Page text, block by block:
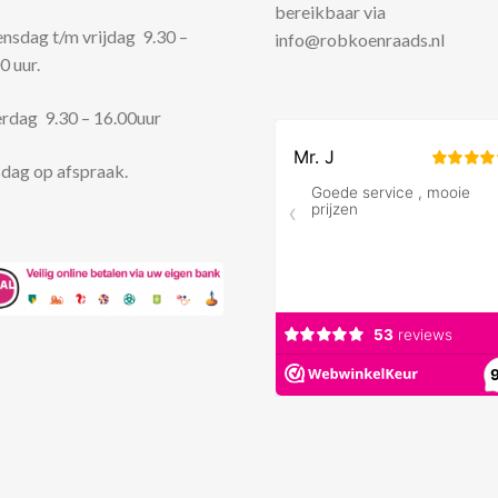
t/m vrijdag 9.30 –
uur.
9.30 – 16.00uur
op afspraak.
bereikbaar via
info@robkoenraads.nl